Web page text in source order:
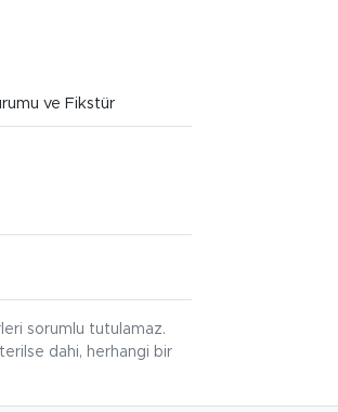
ve Fikstür
sorumlu tutulamaz.
dahi, herhangi bir